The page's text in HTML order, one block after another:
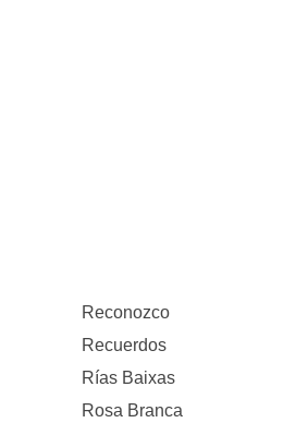
Reconozco
Recuerdos
Rías Baixas
Rosa Branca